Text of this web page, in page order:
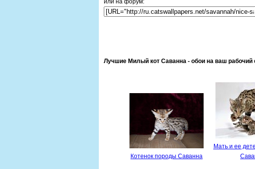
Лучшие Милый кот Саванна - обои на ваш рабочий
Котенок породы Саванна
Мать и ее